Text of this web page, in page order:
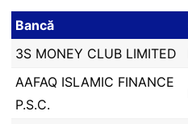
Bancă
3S MONEY CLUB LIMITED
AAFAQ ISLAMIC FINANCE
P.S.C.